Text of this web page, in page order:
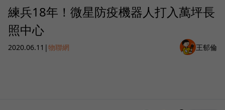
練兵18年！微星防疫機器人打入萬坪長
照中心
2020.06.11 |物聯網 王郁倫